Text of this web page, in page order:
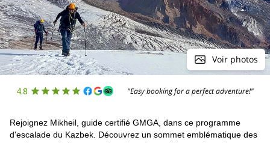
Voir photos
4.8 "Easy booking for a perfect adventure!"
Rejoignez Mikheil, guide certifié GMGA, dans ce programme
d'escalade du Kazbek. Découvrez un sommet emblématique des